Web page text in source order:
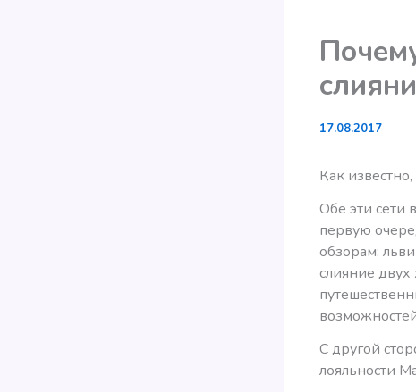
17.08.2017
Как известно,
Обе эти сети
первую
обзорам:
слияние
С другой
лояльности